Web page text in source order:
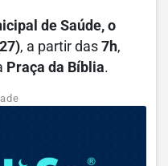
de Saúde, o
, a partir das 7h,
Praça da Bíblia.